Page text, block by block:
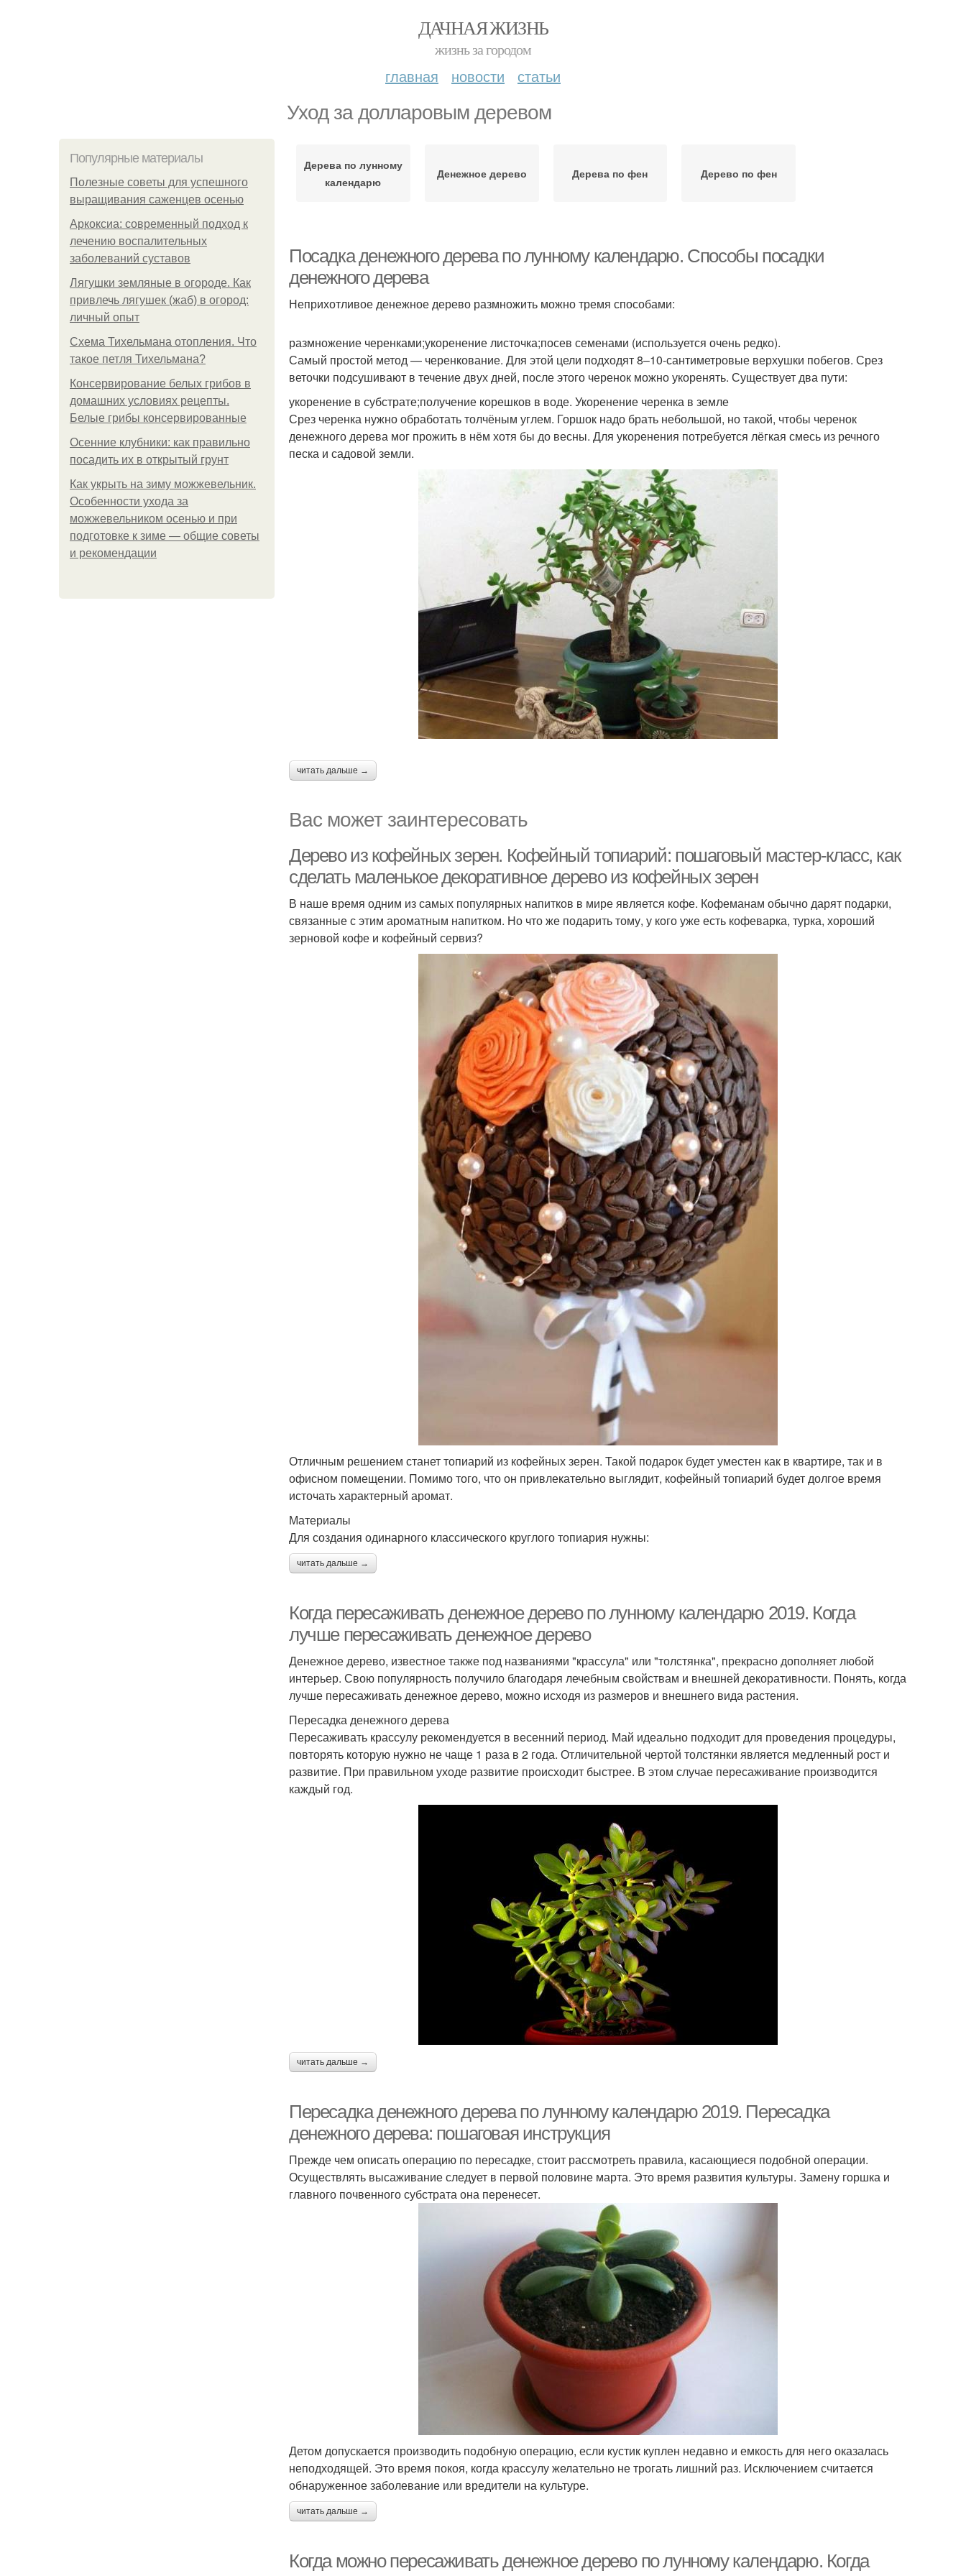
ДАЧНАЯ ЖИЗНЬ
жизнь за городом
главная новости статьи
Уход за долларовым деревом
Популярные материалы
Полезные советы для успешного
выращивания саженцев осенью
Аркоксиа: современный подход к
лечению воспалительных
заболеваний суставов
Лягушки земляные в огороде. Как
привлечь лягушек (жаб) в огород:
личный опыт
Схема Тихельмана отопления. Что
такое петля Тихельмана?
Консервирование белых грибов в
домашних условиях рецепты.
Белые грибы консервированные
Осенние клубники: как правильно
посадить их в открытый грунт
Как укрыть на зиму можжевельник.
Особенности ухода за
можжевельником осенью и при
подготовке к зиме — общие советы
и рекомендации
Дерева по лунному
календарю
Денежное дерево Дерева по фен Дерево по фен
Посадка денежного дерева по лунному календарю. Способы посадки
денежного дерева
Неприхотливое денежное дерево размножить можно тремя способами:
размножение черенками;укоренение листочка;посев семенами (используется очень редко).
Самый простой метод — черенкование. Для этой цели подходят 8–10-сантиметровые верхушки побегов. Срез
веточки подсушивают в течение двух дней, после этого черенок можно укоренять. Существует два пути:
укоренение в субстрате;получение корешков в воде. Укоренение черенка в земле
Срез черенка нужно обработать толчёным углем. Горшок надо брать небольшой, но такой, чтобы черенок
денежного дерева мог прожить в нём хотя бы до весны. Для укоренения потребуется лёгкая смесь из речного
песка и садовой земли.
читать дальше →
Вас может заинтересовать
Дерево из кофейных зерен. Кофейный топиарий: пошаговый мастер-класс, как
сделать маленькое декоративное дерево из кофейных зерен
В наше время одним из самых популярных напитков в мире является кофе. Кофеманам обычно дарят подарки,
связанные с этим ароматным напитком. Но что же подарить тому, у кого уже есть кофеварка, турка, хороший
зерновой кофе и кофейный сервиз?
Отличным решением станет топиарий из кофейных зерен. Такой подарок будет уместен как в квартире, так и в
офисном помещении. Помимо того, что он привлекательно выглядит, кофейный топиарий будет долгое время
источать характерный аромат.
Материалы
Для создания одинарного классического круглого топиария нужны:
читать дальше →
Когда пересаживать денежное дерево по лунному календарю 2019. Когда
лучше пересаживать денежное дерево
Денежное дерево, известное также под названиями "крассула" или "толстянка", прекрасно дополняет любой
интерьер. Свою популярность получило благодаря лечебным свойствам и внешней декоративности. Понять, когда
лучше пересаживать денежное дерево, можно исходя из размеров и внешнего вида растения.
Пересадка денежного дерева
Пересаживать крассулу рекомендуется в весенний период. Май идеально подходит для проведения процедуры,
повторять которую нужно не чаще 1 раза в 2 года. Отличительной чертой толстянки является медленный рост и
развитие. При правильном уходе развитие происходит быстрее. В этом случае пересаживание производится
каждый год.
читать дальше →
Пересадка денежного дерева по лунному календарю 2019. Пересадка
денежного дерева: пошаговая инструкция
Прежде чем описать операцию по пересадке, стоит рассмотреть правила, касающиеся подобной операции.
Осуществлять высаживание следует в первой половине марта. Это время развития культуры. Замену горшка и
главного почвенного субстрата она перенесет.
Детом допускается производить подобную операцию, если кустик куплен недавно и емкость для него оказалась
неподходящей. Это время покоя, когда крассулу желательно не трогать лишний раз. Исключением считается
обнаруженное заболевание или вредители на культуре.
читать дальше →
Когда можно пересаживать денежное дерево по лунному календарю. Когда